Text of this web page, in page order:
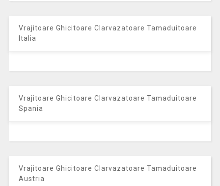
Vrajitoare Ghicitoare Clarvazatoare Tamaduitoare
Italia
Vrajitoare Ghicitoare Clarvazatoare Tamaduitoare
Spania
Vrajitoare Ghicitoare Clarvazatoare Tamaduitoare
Austria